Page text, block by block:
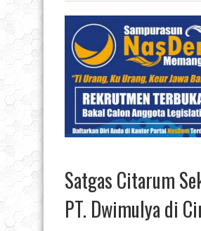
Satgas Citarum
PT. Dwimulya di